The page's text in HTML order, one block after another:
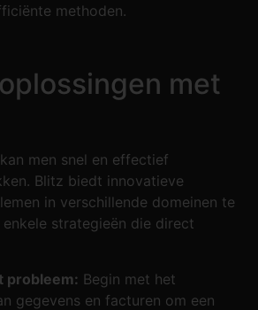
methoden.
met
men snel en effectief
Blitz biedt innovatieve
in verschillende domeinen te
strategieën die direct
probleem: Begin met het
gegevens en facturen om een